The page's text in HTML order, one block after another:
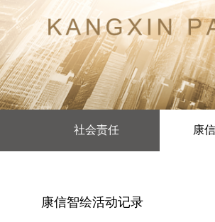
社会责任 康
康信智绘活动记录